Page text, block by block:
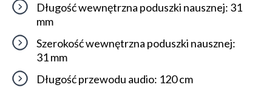
Długość wewnętrzna poduszki nausznej: 31
mm
Szerokość wewnętrzna poduszki nausznej:
31 mm
Długość przewodu audio: 120 cm